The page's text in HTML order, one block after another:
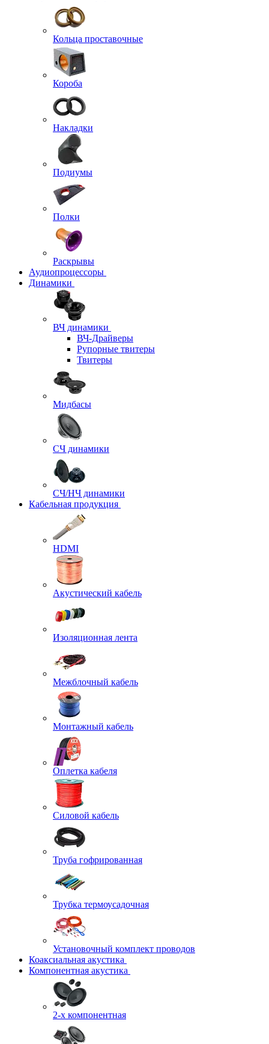
Кольца проставочные
Короба
Накладки
Подиумы
Полки
Раскрывы
Аудиопроцессоры
Динамики
ВЧ динамики
ВЧ-Драйверы
Рупорные твитеры
Твитеры
Мидбасы
СЧ динамики
СЧ/НЧ динамики
Кабельная продукция
HDMI
Акустический кабель
Изоляционная лента
Межблочный кабель
Монтажный кабель
Оплетка кабеля
Силовой кабель
Труба гофрированная
Трубка термоусадочная
Установочный комплект проводов
Коаксиальная акустика
Компонентная акустика
2-х компонентная